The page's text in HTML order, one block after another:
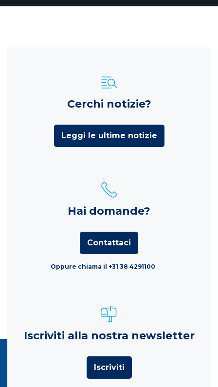
Cerchi notizie?
Leggi le ultime notizie
Hai domande?
Contattaci
Oppure chiama il +31 38 4291100
Iscriviti alla nostra newsletter
Iscriviti